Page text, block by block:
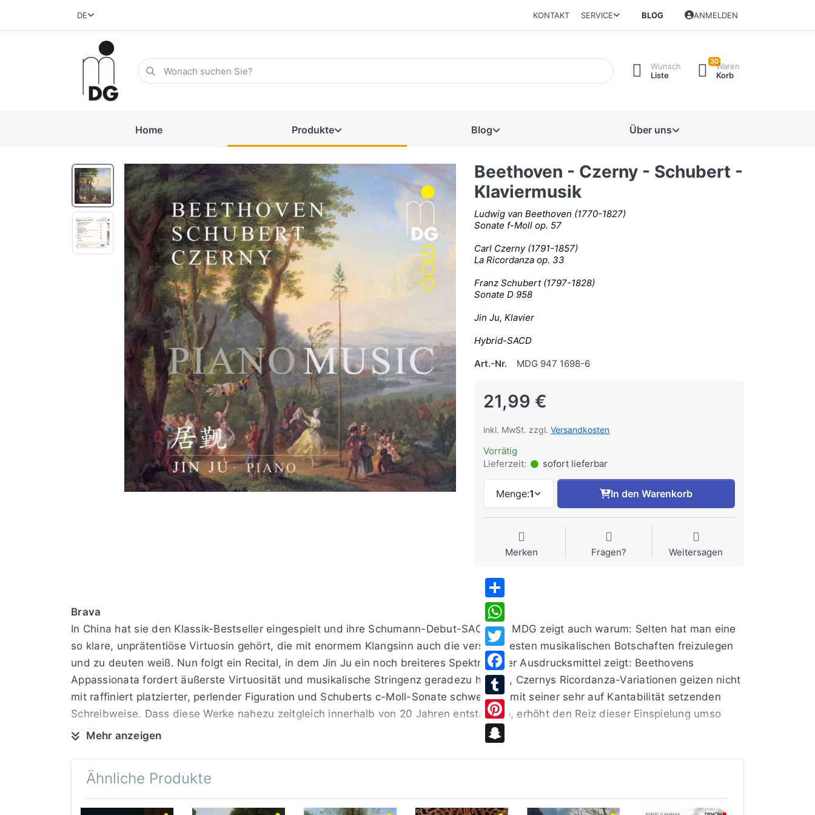
DE KONTAKT SERVICE BLOG ANMELDEN
Wunsch
Liste
30Waren
Korb
Home Produkte Blog Über uns
Beethoven - Czerny - Schubert -
Klaviermusik
Ludwig van Beethoven (1770-1827)
Sonate f-Moll op. 57
Carl Czerny (1791-1857)
La Ricordanza op. 33
Franz Schubert (1797-1828)
Sonate D 958
Jin Ju, Klavier
Hybrid-SACD
Art.-Nr.
MDG 947 1698-6
21,99 €
inkl. MwSt. zzgl. Versandkosten
Vorrätig
Lieferzeit:
sofort lieferbar
Menge:1 In den Warenkorb
Merken Fragen? Weitersagen
Share
WhatsApp
Twitter
Facebook
Tumblr
Pinterest
Brava
In China hat sie den Klassik-Bestseller eingespielt und ihre Schumann-Debut-SACD bei MDG zeigt auch warum: Selten hat man eine
so klare, unprätentiöse Virtuosin gehört, die mit enormem Klangsinn auch die verstecktesten musikalischen Botschaften freizulegen
und zu deuten weiß. Nun folgt ein Recital, in dem Jin Ju ein noch breiteres Spektrum der Ausdrucksmittel zeigt: Beethovens
Appassionata fordert äußerste Virtuosität und musikalische Stringenz geradezu heraus, Czernys Ricordanza-Variationen geizen nicht
mit raffiniert platzierter, perlender Figuration und Schuberts c-Moll-Sonate schwelgt in mit seiner sehr auf Kantabilität setzenden
Schreibweise. Dass diese Werke nahezu zeitgleich innerhalb von 20 Jahren entstanden, erhöht den Reiz dieser Einspielung umso
mehr.
Furioso
romantischsolistischer Virtuosität. Eine Virtuosität aber, die nie vordergründig ins Extrem geführt wird, sondern völlig konsequent als
Mehr anzeigen
Ähnliche Produkte